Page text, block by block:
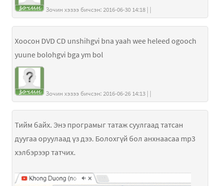
Зочин хэзээ бичсэн: 2016-06-30 14:18 | |
Хоосон DVD CD unshihgvi bna yaah wee heleed ogooch
yuune bolohgvi bga ym bol
Зочин хэзээ бичсэн: 2016-06-26 14:13 | |
Тийм байх. Энэ програмыг татаж суулгаад татсан
дуугаа оруулаад үз дээ. Болохгүй бол анхнаасаа mp3
хэлбэрээр татчих.